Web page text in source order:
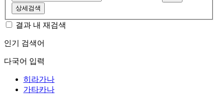
상세검색
결과 내 재검색
인기 검색어
다국어 입력
히라가나
가타카나